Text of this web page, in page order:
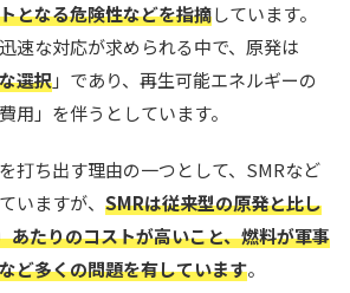
となる危険性などを指摘しています。
速な対応が求められる中で、原発は
選択」であり、再生可能エネルギーの
用」を伴うとしています。
打ち出す理由の一つとして、SMRなど
いますが、 SMRは従来型の原発と比し
あたりのコストが高いこと、燃料が軍事
ど多くの問題を有しています。